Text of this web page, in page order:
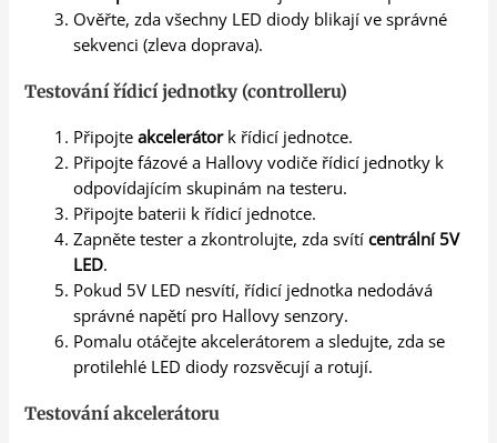
Ověřte, zda všechny LED diody blikají ve správné
sekvenci (zleva doprava).
Testování řídicí jednotky (controlleru)
Připojteakcelerátork řídicí jednotce.
Připojte fázové a Hallovy vodiče řídicí jednotky k
odpovídajícím skupinám na testeru.
Připojte baterii k řídicí jednotce.
Zapněte tester a zkontrolujte, zda svítícentrální 5V
LED.
Pokud 5V LED nesvítí, řídicí jednotka nedodává
správné napětí pro Hallovy senzory.
Pomalu otáčejte akcelerátorem a sledujte, zda se
protilehlé LED diody rozsvěcují a rotují.
Testování akcelerátoru